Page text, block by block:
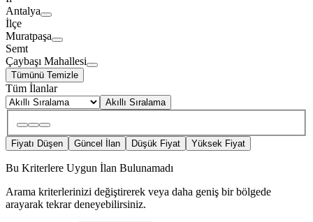
Antalya
İlçe
Muratpaşa
Semt
Çaybaşı Mahallesi
Tümünü Temizle
Tüm İlanlar
Akıllı Sıralama
Fiyatı Düşen Güncel İlan Düşük Fiyat Yüksek Fiyat
Bu Kriterlere Uygun İlan Bulunamadı
Arama kriterlerinizi değiştirerek veya daha geniş bir bölgede
arayarak tekrar deneyebilirsiniz.